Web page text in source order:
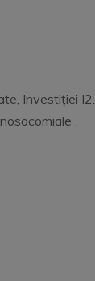
Investiției I2.
.